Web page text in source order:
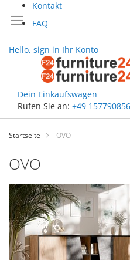
Kontakt
FAQ
Hello, sign in Ihr Konto
Dein Einkaufswagen
Rufen Sie an: +49
Zum
springen
Startseite OVO
OVO